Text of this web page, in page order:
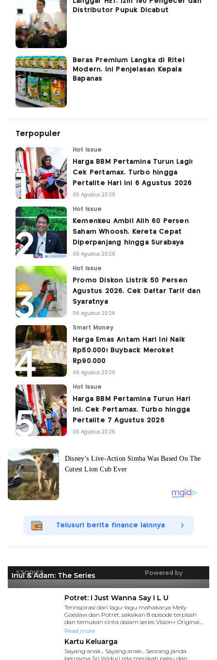
Distributor Pupuk Dicabut
Beras Premium Langka di Ritel
Modern, Ini Penjelasan Kepala
Bapanas
Terpopuler
Hot Issue
Harga BBM Pertamina Turun Lagi!
Cek Pertamax, Turbo hingga
Pertalite Hari Ini 6 Agustus 2026
05 Agustus 2026
Hot Issue
Kemenkeu Ambil Alih 60 Persen
Saham Whoosh, Kereta Cepat
Diperpanjang hingga Surabaya
06 Agustus 2026
Hot Issue
Promo Diskon Listrik 50 Persen
Agustus 2026, Cek Daftar Tarif dan
Syaratnya
06 Agustus 2026
Smart Money
Harga Emas Antam Hari Ini Naik
Rp50.000! Buyback Meroket
Rp90.000
06 Agustus 2026
Hot Issue
Harga BBM Pertamina Turun Hari
Ini, Cek Pertamax, Turbo hingga
Pertalite 7 Agustus 2026
06 Agustus 2026
Telusuri berita finance lainnya